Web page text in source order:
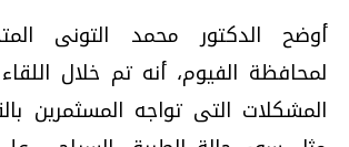
أوضح الدكتور محمد التونى
لمحافظة الفيوم، أنه تم خلال
المشكلات التى تواجه المسثمرين